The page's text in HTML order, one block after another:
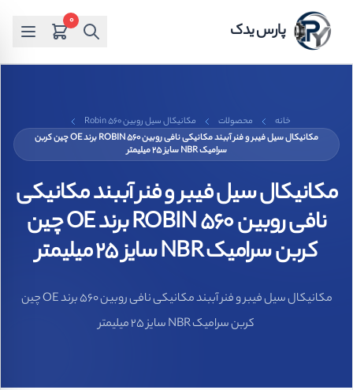
پارس یدک 0
خانه محصولات
مکانیکال سیل روبین Robin 560
مکانیکال سیل فیبر و فنر آببند مکانیکی نافی روبین ROBIN 560 برند OE چین کربن
سرامیک NBR سایز 25 میلیمتر
مکانیکال سیل فیبر و فنر آببند مکانیکی
نافی روبین ROBIN 560 برند OE چین
کربن سرامیک NBR سایز 25 میلیمتر
مکانیکال سیل فیبر و فنر آببند مکانیکی نافی روبین 560 برند OE چین
کربن سرامیک NBR سایز 25 میلیمتر